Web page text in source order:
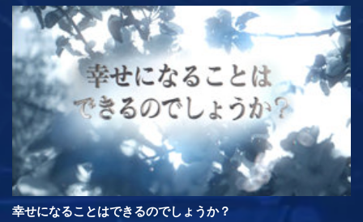
幸せになることはできるのでしょうか？